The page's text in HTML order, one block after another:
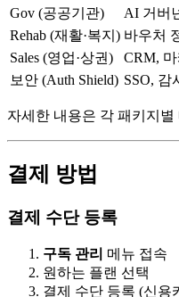
Gov (공공기관)
AI 거버
Rehab (재활·복지) 바우처
Sales (영업·상권)
CRM,
보안 (Auth Shield) SSO, 감
자세한 내용은 각 패키지
결제 방법
결제 수단 등록
구독 관리 메뉴 접속
원하는 플랜 선택
결제 수단 등록 (신용